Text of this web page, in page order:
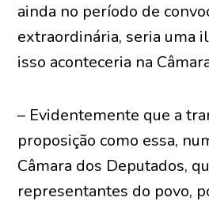
ainda no período de
extraordinária, seria uma
isso aconteceria na
– Evidentemente que a
proposição como essa,
Câmara dos Deputados,
representantes do povo,